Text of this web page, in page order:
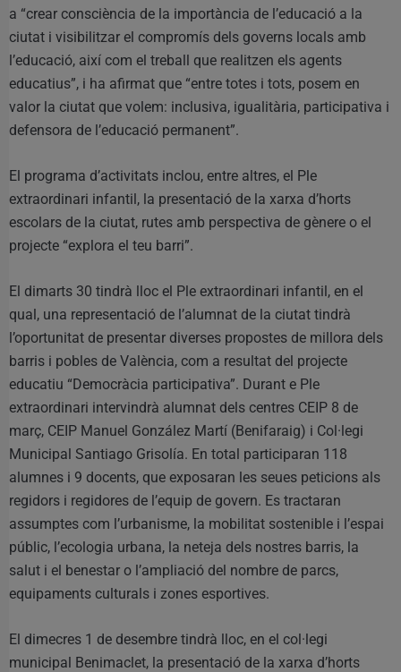
a “crear consciència de la importància de l’educació a la
ciutat i visibilitzar el compromís dels governs locals amb
l’educació, així com el treball que realitzen els agents
educatius”, i ha afirmat que “entre totes i tots, posem en
valor la ciutat que volem: inclusiva, igualitària, participativa i
defensora de l’educació permanent”.
El programa d’activitats inclou, entre altres, el Ple
extraordinari infantil, la presentació de la xarxa d’horts
escolars de la ciutat, rutes amb perspectiva de gènere o el
projecte “explora el teu barri”.
El dimarts 30 tindrà lloc el Ple extraordinari infantil, en el
qual, una representació de l’alumnat de la ciutat tindrà
l’oportunitat de presentar diverses propostes de millora dels
barris i pobles de València, com a resultat del projecte
educatiu “Democràcia participativa”. Durant e Ple
extraordinari intervindrà alumnat dels centres CEIP 8 de
març, CEIP Manuel González Martí (Benifaraig) i Col·legi
Municipal Santiago Grisolía. En total participaran 118
alumnes i 9 docents, que exposaran les seues peticions als
regidors i regidores de l’equip de govern. Es tractaran
assumptes com l’urbanisme, la mobilitat sostenible i l’espai
públic, l’ecologia urbana, la neteja dels nostres barris, la
salut i el benestar o l’ampliació del nombre de parcs,
equipaments culturals i zones esportives.
El dimecres 1 de desembre tindrà lloc, en el col·legi
municipal Benimaclet, la presentació de la xarxa d’horts